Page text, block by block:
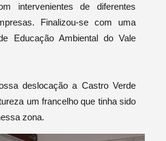
intervenientes de diferentes
Finalizou-se com uma
Educação Ambiental do Vale
deslocação a Castro Verde
um francelho que tinha sido
zona.